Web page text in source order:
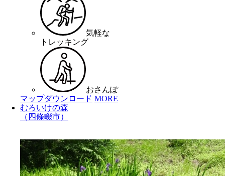
気軽な
トレッキング
おさんぽ
マップダウンロード MORE
むろいけの森
（四條畷市）